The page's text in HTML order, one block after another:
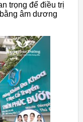
trọng để điều trị
âm dương